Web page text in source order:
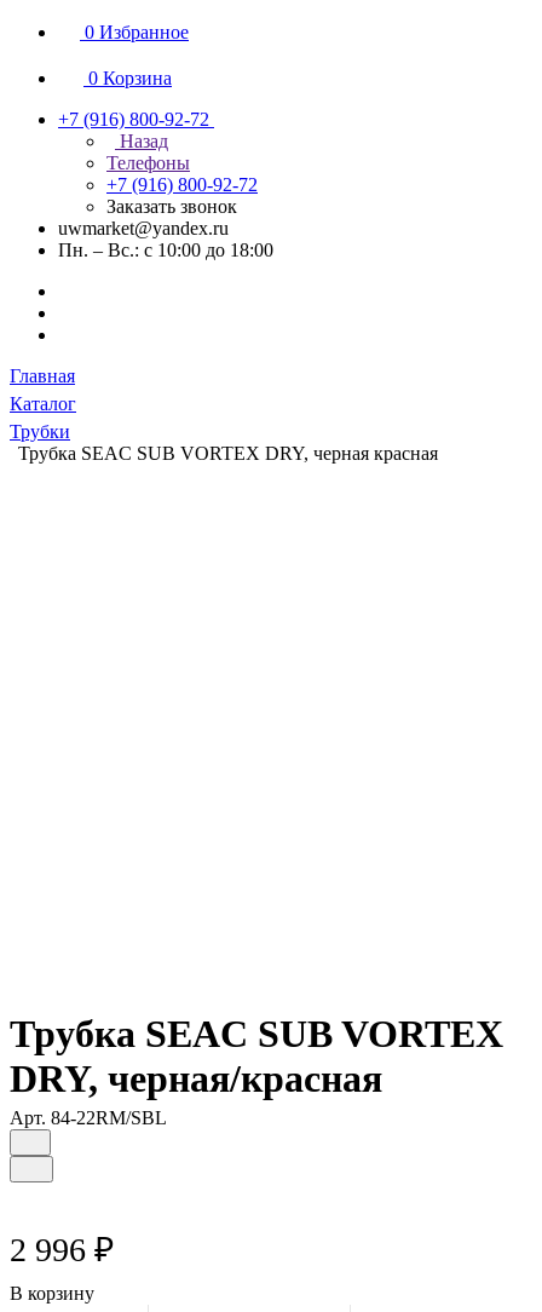
0 Избранное
0 Корзина
+7 (916) 800-92-72
Назад
Телефоны
+7 (916) 800-92-72
Заказать звонок
uwmarket@yandex.ru
Пн. – Вс.: с 10:00 до 18:00
Главная
Каталог
Трубки
Трубка SEAC SUB VORTEX DRY, черная красная
Трубка SEAC SUB VORTEX
DRY, черная/красная
Арт. 84-22RM/SBL
2 996 ₽
В корзину